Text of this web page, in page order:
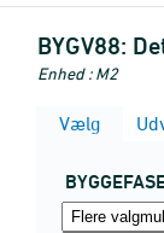
BYGV88:
Enhed : M2
Vælg